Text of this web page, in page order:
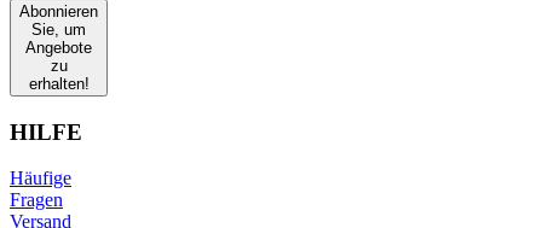
Abonnieren
Sie, um
Angebote
zu
erhalten!
HILFE
Häufige
Fragen
Versand